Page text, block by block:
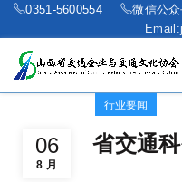
0351-5600554
微信公
06
8 月
行业要闻
省交通